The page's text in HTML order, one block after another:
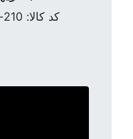
کد کالا: 210-213-2102-1201-2103